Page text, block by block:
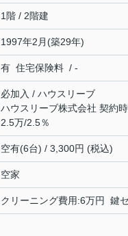
1階 / 2階建
1997年2月(築29年)
有 住宅保険料 / -
必加入 / ハウスリーブ
ハウスリーブ株式会社 契約
2.5万/2.5％
空有(6台) / 3,300円 (税込)
空家
クリーニング費用:6万円 鍵